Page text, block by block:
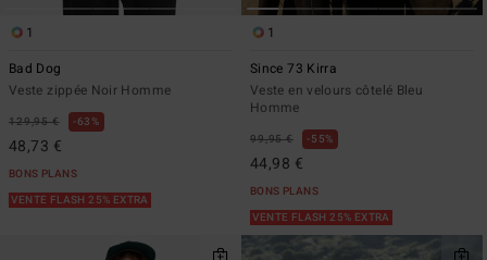
1
Bad Dog
Veste zippée Noir Homme
129,95 € 63%
48,73 €
BONS PLANS
VENTE FLASH 25% EXTRA
1
Since 73 Kirra
Veste en velours côtelé Bleu
Homme
99,95 € 55%
44,98 €
BONS PLANS
VENTE FLASH 25% EXTRA